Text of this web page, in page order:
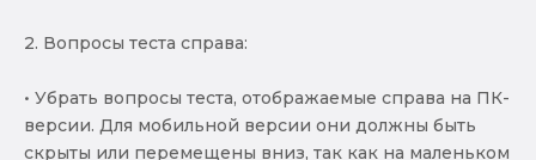
2. Вопросы теста справа:
• Убрать вопросы теста, отображаемые справа на ПК-
версии. Для мобильной версии они должны быть
скрыты или перемещены вниз, так как на маленьком